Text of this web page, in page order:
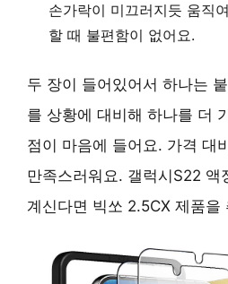
손가락이 미끄러지듯 움직
할 때 불편함이 없어요.
두 장이 들어있어서 하나는
를 상황에 대비해 하나를 더
점이 마음에 들어요. 가격 대
만족스러워요. 갤럭시S22 액
계신다면 빅쏘 2.5CX 제품을